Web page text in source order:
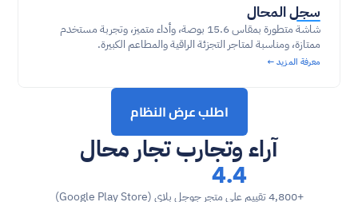
سجل المحال
ممتازة، ومناسبة لمتاجر التجزئة الراقية والمطاعم الكبيرة.
معرفة المزيد ←
اطلب عرض النظام
آراء وتجارب تجار محال
4.4
+4,800 تقييم على متجر جوجل بلاي (Google Play Store)